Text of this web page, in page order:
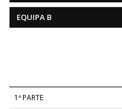
EQUIPA B
1ª PARTE